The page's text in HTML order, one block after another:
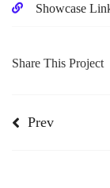
Showcase
Share This Project
Prev